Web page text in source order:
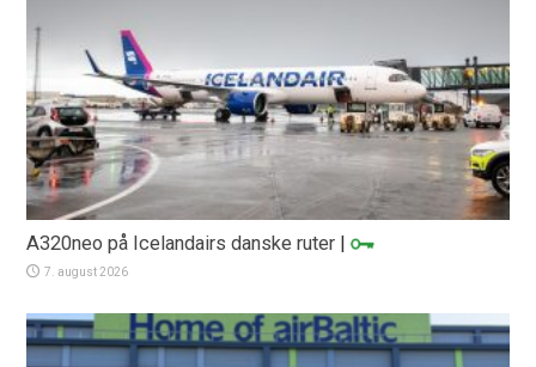
A320neo på Icelandairs danske ruter |
7. august 2026